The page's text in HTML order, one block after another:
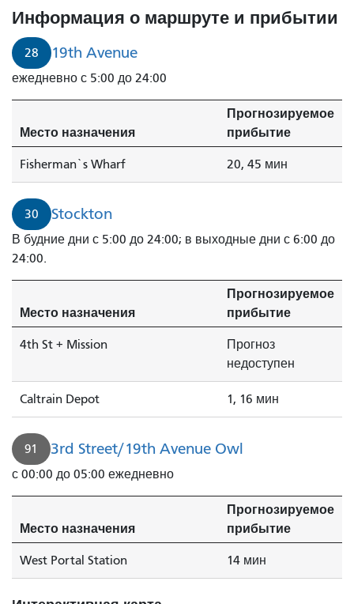
Стоктона
до
депо
Калтрейн
прибывает
за
минуту.
Информация о маршруте и прибытии
28 19th Avenue
ежедневно с 5:00 до 24:00
Место назначения
Прогнозируемое
прибытие
Fisherman`s Wharf 20, 45 мин
30 Stockton
В будние дни с 5:00 до 24:00; в выходные дни с 6:00 до
24:00.
Место назначения
Прогнозируемое
прибытие
4th St + Mission
Прогноз
недоступен
Caltrain Depot 1, 16 мин
91 3rd Street/19th Avenue Owl
с 00:00 до 05:00 ежедневно
Место назначения
Прогнозируемое
прибытие
West Portal Station 14 мин